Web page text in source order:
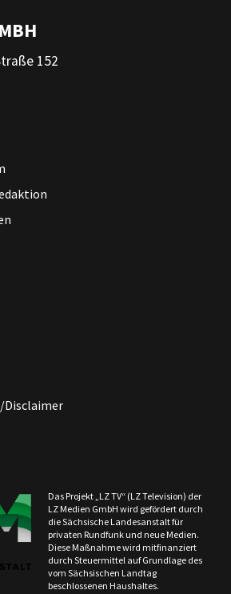
152
Disclaimer
Das Projekt „LZ TV“ (LZ Television) der
LZ Medien GmbH wird gefördert durch
die Sächsische Landesanstalt für
privaten Rundfunk und neue Medien.
Diese Maßnahme wird mitfinanziert
durch Steuermittel auf Grundlage des
vom Sächsischen Landtag
beschlossenen Haushaltes.